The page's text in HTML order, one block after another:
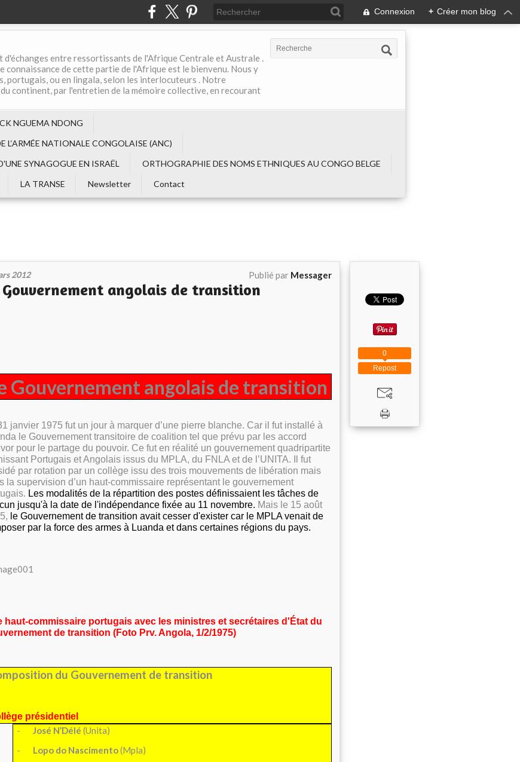
Connexion + Créer mon blog
d'échanges entre ressortissants de l'Afrique Centrale et Australe .
de cette partie de l'Afrique est le bienvenu. Nous y
portugais, ou en lingala, selon les interlocuteurs . Notre
continent, par l'entretien de la mémoire collective, en recourant
NGUEMA NDONG
L‘ARMÉE NATIONALE CONGOLAISE (ANC)
SYNAGOGUE EN ISRAËL
ORTHOGRAPHIE DES NOMS ETHNIQUES AU CONGO BELGE
LA TRANSE Newsletter Contact
2012 Publié par Messager
Gouvernement angolais de transition
Gouvernement angolais de transition
janvier 1975 fut un jour à marquer d’une pierre blanche. Car il fut installé à
le Gouvernement transitoire de coalition tel que prévu par les accord
pour le partage du pouvoir. Ce fut en réalité un gouvernement quadripartite
Portugais et Angolais issus du MPLA, du FNLA et de l’UNITA. Il fut
par rotation par un collège issu des trois mouvements de libération mais
la supervision d’un haut-commissaire représentant le gouvernement
Les modalités de la répartition des postes définissaient les tâches de
jusqu'à la date de l'indépendance fixée au 11 novembre. Mais le 15 août
le Gouvernement de transition avait cesser d'exister car le MPLA venait de
par la force des armes à Luanda et dans certaines régions du pays.
haut-commissaire portugais avec les ministres et secrétaires d'État du
de transition (Foto Prv. Angola, 1/2/1975)
du Gouvernement de transition
présidentiel
- José N’Délé (Unita)
-
Lopo do Nascimento(Mpla)
Repost
0